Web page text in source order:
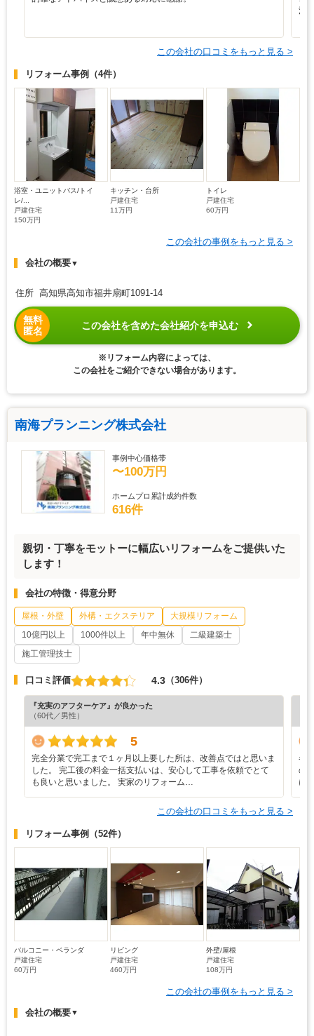
注
この会社の口コミをもっと見る >
リフォーム事例 （4件）
浴室・ユニットバス/トイ
レ/...
戸建住宅
150万円
キッチン・台所
戸建住宅
11万円
トイレ
戸建住宅
60万円
この会社の事例をもっと見る >
会社の概要▼
住所 高知県高知市福井扇町1091-14
無料
匿名
この会社を含めた会社紹介を申込む
※リフォーム内容によっては、
この会社をご紹介できない場合があります。
南海プランニング株式会社
事例中心価格帯
〜100万円
ホームプロ累計成約件数
616件
親切・丁寧をモットーに幅広いリフォームをご提供いた
します！
会社の特徴・得意分野
屋根・外壁 外構・エクステリア
大規模リフォーム
10億円以上
1000件以上 年中無休
二級建築士
施工管理技士
口コミ評価 4.3 （306件）
『充実のアフターケア』が良かった
（60代／男性）
5
完全分業で完工まで１ヶ月以上要した所は、改善点ではと思いま
した。 完工後の料金一括支払いは、安心して工事を依頼でとて
も良いと思いました。 実家のリフォーム…
各
の
に
この会社の口コミをもっと見る >
リフォーム事例 （52件）
バルコニー・ベランダ
戸建住宅
60万円
リビング
戸建住宅
460万円
外壁/屋根
戸建住宅
108万円
この会社の事例をもっと見る >
会社の概要▼